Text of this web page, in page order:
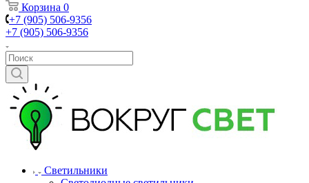
Корзина 0
+7 (905) 506-9356
+7 (905) 506-9356
Светильники